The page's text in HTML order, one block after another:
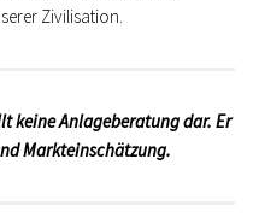
Zivilisation.
keine Anlageberatung dar. Er
Markteinschätzung.